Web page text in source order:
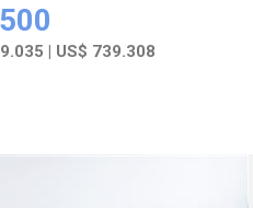
| US$ 739.308